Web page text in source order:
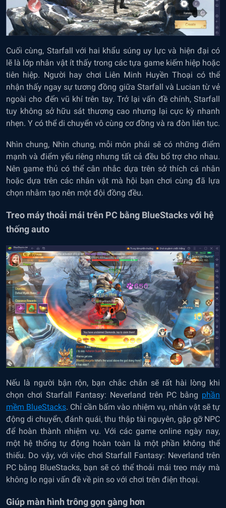
Cuối cùng, Starfall với hai khẩu súng uy lực và hiện đại có
lẽ là lớp nhân vật ít thấy trong các tựa game kiếm hiệp hoặc
tiên hiệp. Người hay chơi Liên Minh Huyền Thoại có thể
nhận thấy ngay sự tương đồng giữa Starfall và Lucian từ vẻ
ngoài cho đến vũ khí trên tay. Trở lại vấn đề chính, Starfall
tuy không sở hữu sát thương cao nhưng lại cực kỳ nhanh
nhẹn. Y có thể di chuyển vô cùng cơ đồng và ra đòn liên tục.
Nhìn chung, Nhìn chung, mỗi môn phái sẽ có những điểm
mạnh và điểm yếu riêng nhưng tất cả đều bổ trợ cho nhau.
Nên game thủ có thể cân nhắc dựa trên sở thích cá nhân
hoặc dựa trên các nhân vật mà hội bạn chơi cùng đã lựa
chọn nhằm tạo nên một đội đồng đều.
Treo máy thoải mái trên PC bằng BlueStacks với hệ
thống auto
Nếu là người bận rộn, bạn chắc chắn sẽ rất hài lòng khi
chọn chơi Starfall Fantasy: Neverland trên PC bằng phần
mềm BlueStacks. Chỉ cần bấm vào nhiệm vụ, nhân vật sẽ tự
động di chuyển, đánh quái, thu thập tài nguyên, gặp gỡ NPC
để hoàn thành nhiệm vụ. Với các game online ngày nay,
một hệ thống tự động hoàn toàn là một phần không thể
thiếu. Do vậy, với việc chơi Starfall Fantasy: Neverland trên
PC bằng BlueStacks, bạn sẽ có thể thoải mái treo máy mà
không lo ngại vấn đề về pin so với chơi trên điện thoại.
Giúp màn hình trông gọn gàng hơn